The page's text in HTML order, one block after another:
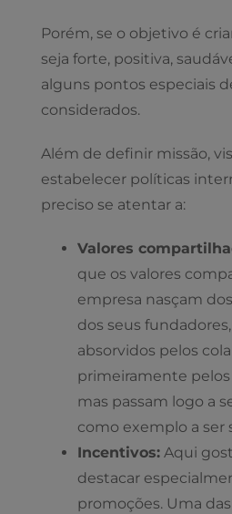
Porém, se o objetivo é
seja forte, positiva,
alguns pontos especiais
considerados.
Além de definir missão,
estabelecer políticas
preciso se atentar a:
Valores
que os valores
empresa nasçam
dos seus
absorvidos pelos
primeiramente
mas passam logo a
como exemplo a ser
Incentivos: Aqui
destacar
promoções. Uma